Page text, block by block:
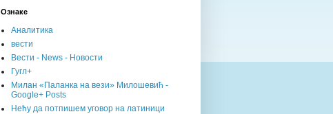
Ознаке
Аналитика
вести
Вести - News - Новости
Гугл+
Милан «Паланка на вези» Милошевић -
Google+ Posts
Нећу да потпишем уговор на латиници